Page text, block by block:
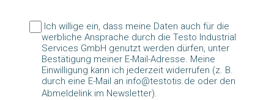
Ich willige ein, dass meine Daten auch für die
werbliche Ansprache durch die Testo Industrial
Services GmbH genutzt werden dürfen, unter
Bestätigung meiner E-Mail-Adresse. Meine
Einwilligung kann ich jederzeit widerrufen (z. B.
durch eine E-Mail an info@testotis.de oder den
Abmeldelink im Newsletter).